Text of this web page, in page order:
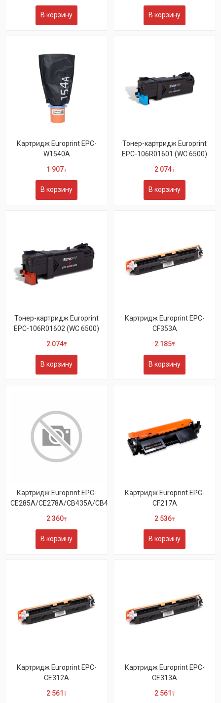
В корзину В корзину
Картридж Europrint EPC-
W1540A
1 907₸
В корзину
Тонер-картридж Europrint
EPC-106R01601 (WC 6500)
2 074₸
В корзину
Тонер-картридж Europrint
EPC-106R01602 (WC 6500)
2 074₸
В корзину
Картридж Europrint EPC-
CF353A
2 185₸
В корзину
Картридж Europrint EPC-
CE285A/CE278A/CB435A/CB436A/7...
2 360₸
В корзину
Картридж Europrint EPC-
CF217A
2 536₸
В корзину
Картридж Europrint EPC-
CE312A
2 561 ₸
Картридж Europrint EPC-
CE313A
2 561 ₸